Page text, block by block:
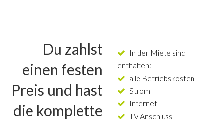
Du zahlst
einen festen
Preis und hast
die komplette
In der Miete sind
enthalten:
alle Betriebskosten
Strom
Internet
TV Anschluss